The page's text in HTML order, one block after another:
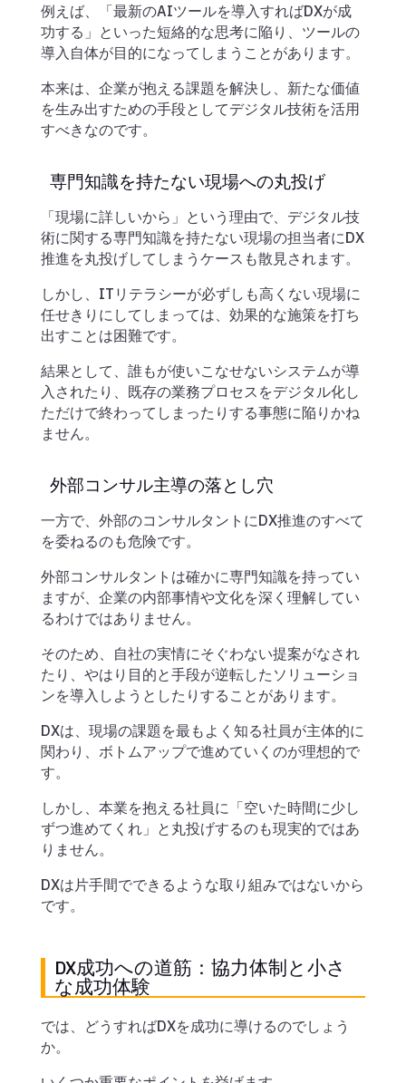
例えば、「最新のAIツールを導入すればDXが成
功する」といった短絡的な思考に陥り、ツールの
導入自体が目的になってしまうことがあります。
本来は、企業が抱える課題を解決し、新たな価値
を生み出すための手段としてデジタル技術を活用
すべきなのです。
専門知識を持たない現場への丸投げ
「現場に詳しいから」という理由で、デジタル技
術に関する専門知識を持たない現場の担当者にDX
推進を丸投げしてしまうケースも散見されます。
しかし、ITリテラシーが必ずしも高くない現場に
任せきりにしてしまっては、効果的な施策を打ち
出すことは困難です。
結果として、誰もが使いこなせないシステムが導
入されたり、既存の業務プロセスをデジタル化し
ただけで終わってしまったりする事態に陥りかね
ません。
外部コンサル主導の落とし穴
一方で、外部のコンサルタントにDX推進のすべて
を委ねるのも危険です。
外部コンサルタントは確かに専門知識を持ってい
ますが、企業の内部事情や文化を深く理解してい
るわけではありません。
そのため、自社の実情にそぐわない提案がなされ
たり、やはり目的と手段が逆転したソリューショ
ンを導入しようとしたりすることがあります。
DXは、現場の課題を最もよく知る社員が主体的に
関わり、ボトムアップで進めていくのが理想的で
す。
しかし、本業を抱える社員に「空いた時間に少し
ずつ進めてくれ」と丸投げするのも現実的ではあ
りません。
DXは片手間でできるような取り組みではないから
です。
DX成功への道筋：協力体制と小さ
な成功体験
では、どうすればDXを成功に導けるのでしょう
か。